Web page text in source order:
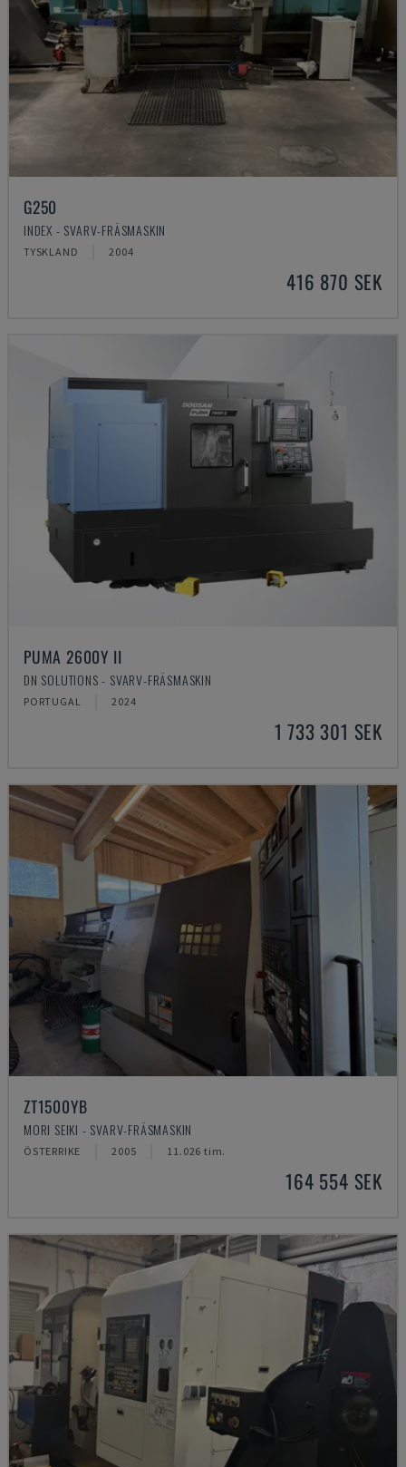
G250
INDEX - SVARV-FRÄSMASKIN
TYSKLAND 2004
416 870 SEK
PUMA 2600Y II
DN SOLUTIONS - SVARV-FRÄSMASKIN
PORTUGAL 2024
1 733 301 SEK
ZT1500YB
MORI SEIKI - SVARV-FRÄSMASKIN
ÖSTERRIKE 2005 11.026 tim.
164 554 SEK